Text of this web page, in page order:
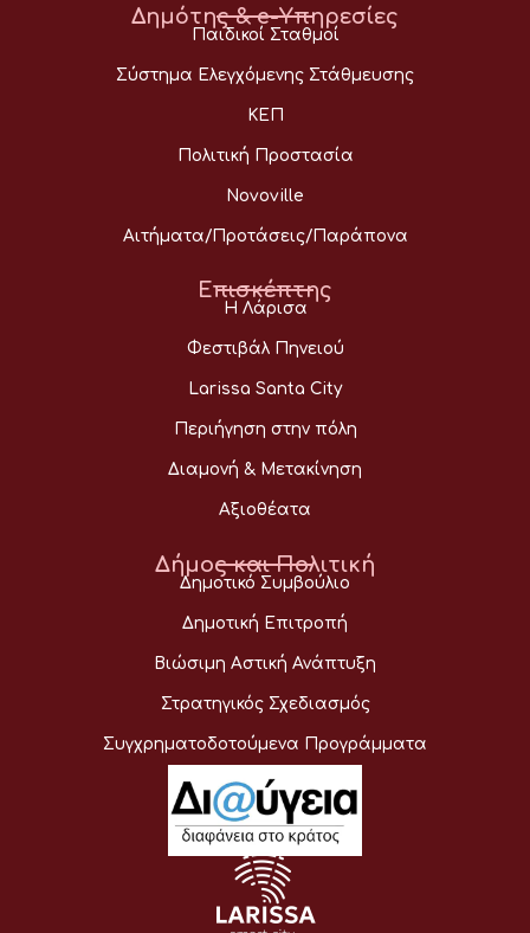
Δημότης & e-Υπηρεσίες
Παιδικοί Σταθμοί
Σύστημα Ελεγχόμενης Στάθμευσης
ΚΕΠ
Πολιτική Προστασία
Novoville
Αιτήματα/Προτάσεις/Παράπονα
Επισκέπτης
Η Λάρισα
Φεστιβάλ Πηνειού
Larissa Santa City
Περιήγηση στην πόλη
Διαμονή & Μετακίνηση
Αξιοθέατα
Δήμος και Πολιτική
Δημοτικό Συμβούλιο
Δημοτική Επιτροπή
Βιώσιμη Αστική Ανάπτυξη
Στρατηγικός Σχεδιασμός
Συγχρηματοδοτούμενα Προγράμματα